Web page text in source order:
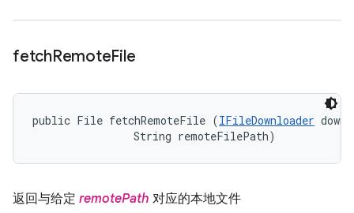
fetchRemoteFile
public File fetchRemoteFile (IFileDownloader
                String remoteFilePath)
返回与给定 remotePath 对应的本地文件